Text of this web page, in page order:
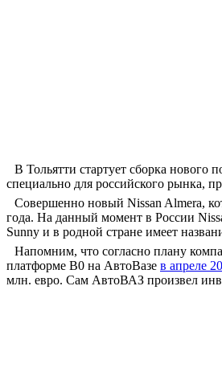
В Тольятти стартует сборка нового
специально для российского рынка,
Совершенно новый Nissan Almera,
года. На данный момент в России
Sunny и в родной стране имеет
Напомним, что согласно плану
платформе B0 на АвтоВазе в апреле
млн. евро. Сам АвтоВАЗ произвел